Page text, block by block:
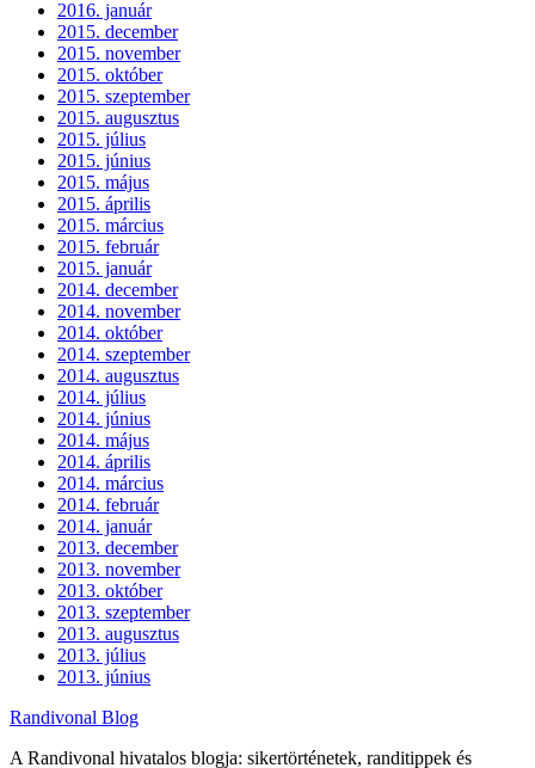
2016. január
2015. december
2015. november
2015. október
2015. szeptember
2015. augusztus
2015. július
2015. június
2015. május
2015. április
2015. március
2015. február
2015. január
2014. december
2014. november
2014. október
2014. szeptember
2014. augusztus
2014. július
2014. június
2014. május
2014. április
2014. március
2014. február
2014. január
2013. december
2013. november
2013. október
2013. szeptember
2013. augusztus
2013. július
2013. június
Randivonal Blog
A Randivonal hivatalos blogja: sikertörténetek, randitippek és